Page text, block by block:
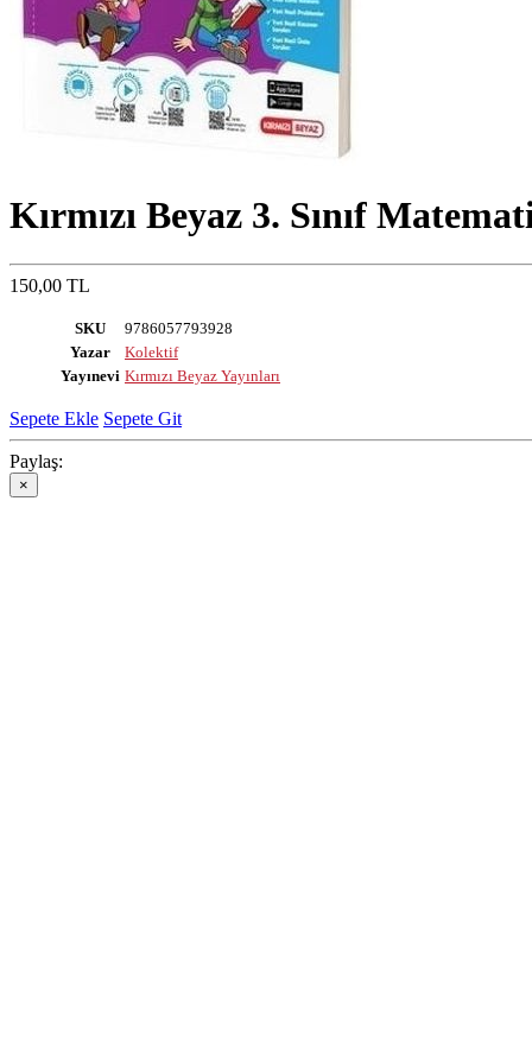
Kırmızı Beyaz 3. Sınıf
150,00 TL
SKU
9786057793928
Yazar
Kolektif
Yayınevi Kırmızı Beyaz Yayınları
Sepete Ekle Sepete Git
Paylaş:
×